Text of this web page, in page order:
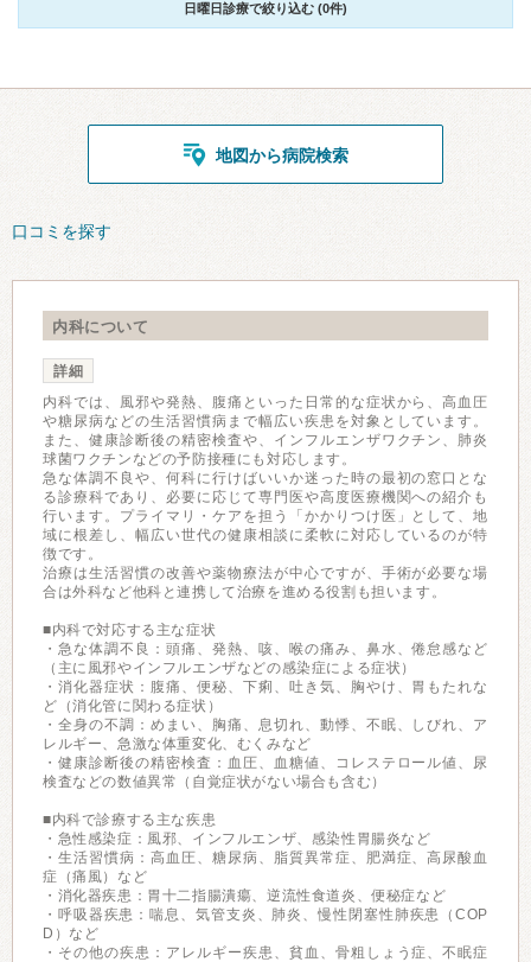
日曜日診療で絞り込む (0件)
地図から病院検索
口コミを探す
内科について
詳細
内科では、風邪や発熱、腹痛といった日常的な症状から、高血圧
や糖尿病などの生活習慣病まで幅広い疾患を対象としています。
また、健康診断後の精密検査や、インフルエンザワクチン、肺炎
球菌ワクチンなどの予防接種にも対応します。
急な体調不良や、何科に行けばいいか迷った時の最初の窓口とな
る診療科であり、必要に応じて専門医や高度医療機関への紹介も
行います。プライマリ・ケアを担う「かかりつけ医」として、地
域に根差し、幅広い世代の健康相談に柔軟に対応しているのが特
徴です。
治療は生活習慣の改善や薬物療法が中心ですが、手術が必要な場
合は外科など他科と連携して治療を進める役割も担います。
■内科で対応する主な症状
・急な体調不良：頭痛、発熱、咳、喉の痛み、鼻水、倦怠感など
（主に風邪やインフルエンザなどの感染症による症状）
・消化器症状：腹痛、便秘、下痢、吐き気、胸やけ、胃もたれな
ど（消化管に関わる症状）
・全身の不調：めまい、胸痛、息切れ、動悸、不眠、しびれ、ア
レルギー、急激な体重変化、むくみなど
・健康診断後の精密検査：血圧、血糖値、コレステロール値、尿
検査などの数値異常（自覚症状がない場合も含む）
■内科で診療する主な疾患
・急性感染症：風邪、インフルエンザ、感染性胃腸炎など
・生活習慣病：高血圧、糖尿病、脂質異常症、肥満症、高尿酸血
症（痛風）など
・消化器疾患：胃十二指腸潰瘍、逆流性食道炎、便秘症など
・呼吸器疾患：喘息、気管支炎、肺炎、慢性閉塞性肺疾患（COP
D）など
・その他の疾患：アレルギー疾患、貧血、骨粗しょう症、不眠症